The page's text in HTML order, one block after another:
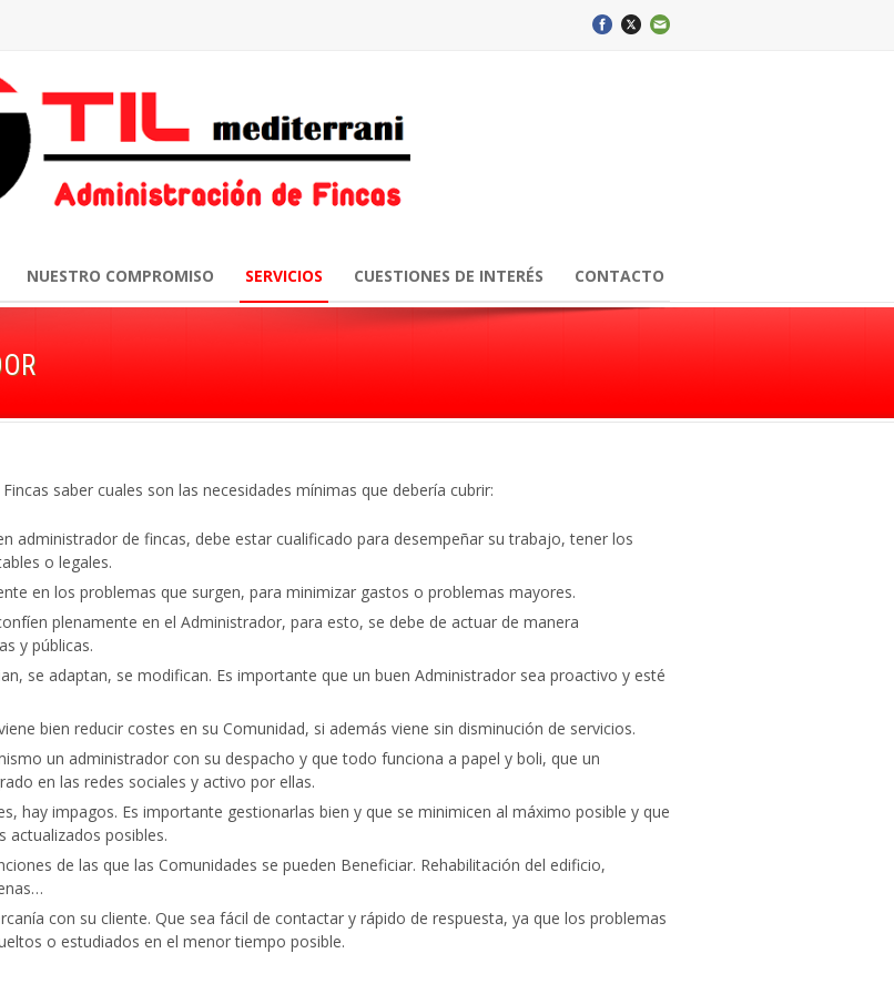
NUESTRO COMPROMISO SERVICIOS CUESTIONES DE INTERÉS CONTACTO
saber cuales son las necesidades mínimas que debería cubrir:
administrador de fincas, debe estar cualificado para desempeñar su trabajo, tener los
o legales.
en los problemas que surgen, para minimizar gastos o problemas mayores.
plenamente en el Administrador, para esto, se debe de actuar de manera
y públicas.
se adaptan, se modifican. Es importante que un buen Administrador sea proactivo y esté
bien reducir costes en su Comunidad, si además viene sin disminución de servicios.
un administrador con su despacho y que todo funciona a papel y boli, que un
en las redes sociales y activo por ellas.
hay impagos. Es importante gestionarlas bien y que se minimicen al máximo posible y que
posibles.
de las que las Comunidades se pueden Beneficiar. Rehabilitación del edificio,
con su cliente. Que sea fácil de contactar y rápido de respuesta, ya que los problemas
o estudiados en el menor tiempo posible.